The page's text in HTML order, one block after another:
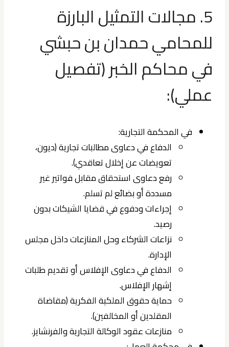
5. مجالات التمثيل البارزة
للمحامي حمدان بن حبشي
في محاكم الخبر (تفصيل
عملي):
في المحكمة التجارية:
الدفاع في دعاوى مطالبات تجارية (ديون،
تعويضات عن إخلال تعاقدي).
رفع دعاوى استحقاق مقابل فواتير غير
مسددة أو بضائع لم تسلم.
إجراءات ودفوع في قضايا الشيكات بدون
رصيد.
نزاعات الشركاء وحل المنازعات داخل مجلس
الإدارة.
الدفاع في دعاوى الإفلاس أو تقديم طلبات
إشهار الإفلاس.
حماية حقوق الملكية الفكرية (مقاضاة
المقلدين أو المخالفين).
منازعات عقود الوكالة التجارية والفرنشايز.